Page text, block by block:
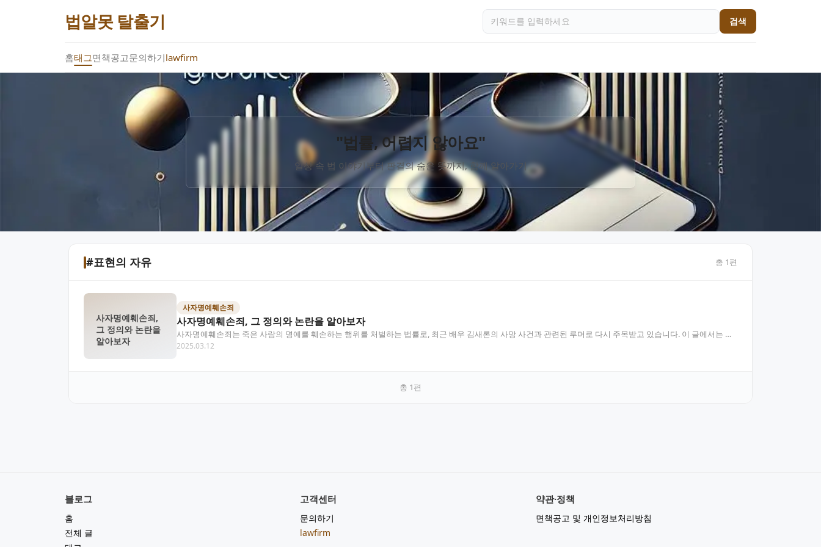
법알못 탈출기 검색
홈태그면책공고문의하기lawfirm
"법률, 어렵지 않아요"
일상 속 법 이야기부터 판결의 숨은 뜻까지, 함께 알아가기
#표현의 자유 총 1편
사자명예훼손죄,
그 정의와 논란을
알아보자
사자명예훼손죄
사자명예훼손죄, 그 정의와 논란을 알아보자
사자명예훼손죄는 죽은 사람의 명예를 훼손하는 행위를 처벌하는 법률로, 최근 배우 김새론의 사망 사건과 관련된 루머로 다시 주목받고 있습니다. 이 글에서는 사
자명예훼손죄의 정의, 구…
2025.03.12
총 1편
블로그
홈
전체 글
고객센터
문의하기
lawfirm
약관·정책
면책공고 및 개인정보처리방침